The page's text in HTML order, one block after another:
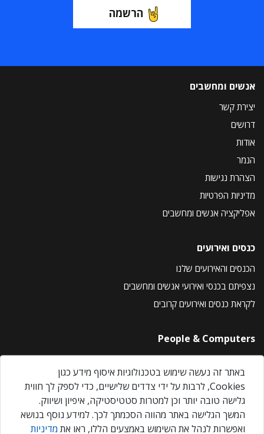
הרשמה
אנשים ומחשבים
יצירת קשר
דרושים
אודות
הנמר
הצהרת נגישות
מדיניות הפרטיות
אפליקציה אנשים ומחשבים
כנסים ואירועים
הכנסים והאירועים שלנו
נצפיתם בכנסי ואירועי אנשים ומחשבים
לקראת כנסים ואירועים קרובים
People & Computers
About Us
Privacy Policy
Contact Us
Our Events
באתר זה נעשה שימוש בטכנולוגיות איסוף מידע כגון
Cookies, לרבות על ידי צדדים שלישיים, כדי לספק לך חווית
גלישה טובה יותר וכן למטרות סטטיסטיקה, איפיון ושיווק.
המשך הגלישה באתר מהווה הסכמתך לכך. למידע נוסף בנושא
ואפשרות לנהל את השימוש באמצעים הללו, ראו את מדיניות